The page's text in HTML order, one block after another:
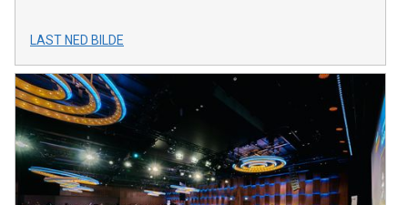
LAST NED BILDE